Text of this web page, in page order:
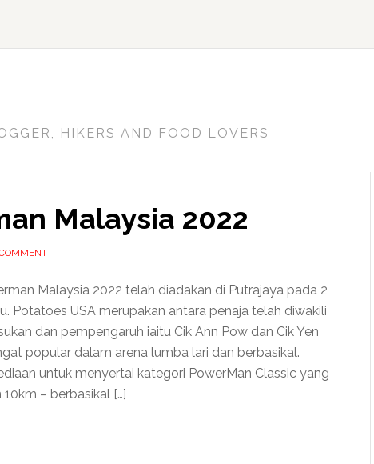
HIKERS AND FOOD LOVERS
Malaysia 2022
Malaysia 2022 telah diadakan di Putrajaya pada 2
Potatoes USA merupakan antara penaja telah diwakili
dan pempengaruh iaitu Cik Ann Pow dan Cik Yen
popular dalam arena lumba lari dan berbasikal.
untuk menyertai kategori PowerMan Classic yang
– berbasikal […]